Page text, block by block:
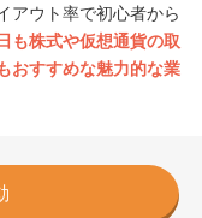
アウト率で初心者から
も株式や仮想通貨の取
おすすめな魅力的な業